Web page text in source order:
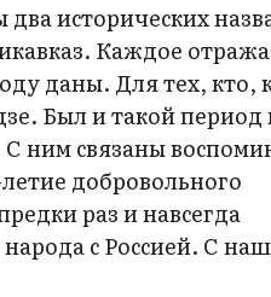
исторических
Каждое
даны. Для тех, кто,
Был и такой период
ним связаны
добровольного
раз и навсегда
народа с Россией. С